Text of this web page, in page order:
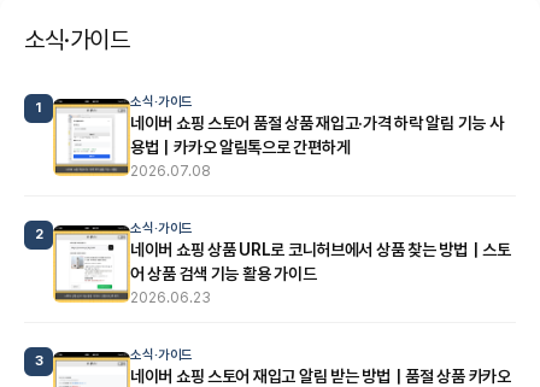
소식·가이드
1 소식·가이드
네이버 쇼핑 스토어 품절 상품 재입고·가격 하락 알림 기능 사
용법｜카카오 알림톡으로 간편하게
2026.07.08
2 소식·가이드
네이버 쇼핑 상품 URL로 코니허브에서 상품 찾는 방법｜스토
어 상품 검색 기능 활용 가이드
2026.06.23
3 소식·가이드
네이버 쇼핑 스토어 재입고 알림 받는 방법｜품절 상품 카카오